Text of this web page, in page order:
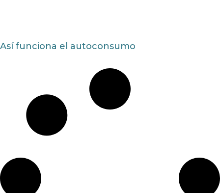
Así funciona el autoconsumo